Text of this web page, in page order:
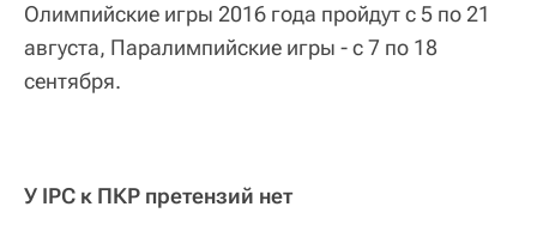
Олимпийские игры 2016 года пройдут с 5 по 21
августа, Паралимпийские игры - с 7 по 18
сентября.
У IPC к ПКР претензий нет